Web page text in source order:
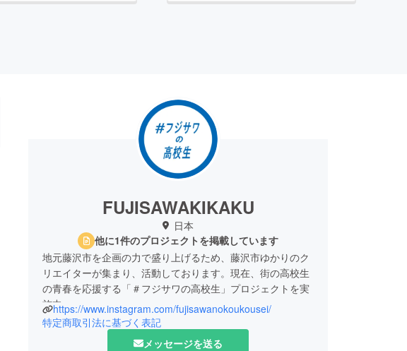
FUJISAWAKIKAKU
日本
他に1件のプロジェクトを掲載しています
地元藤沢市を企画の力で盛り上げるため、藤沢市ゆかりのク
リエイターが集まり、活動しております。現在、街の高校生
の青春を応援する「＃フジサワの高校生」プロジェクトを実
施中。https://www.instagram.com/fujisawanokoukousei/
特定商取引法に基づく表記
メッセージを送る